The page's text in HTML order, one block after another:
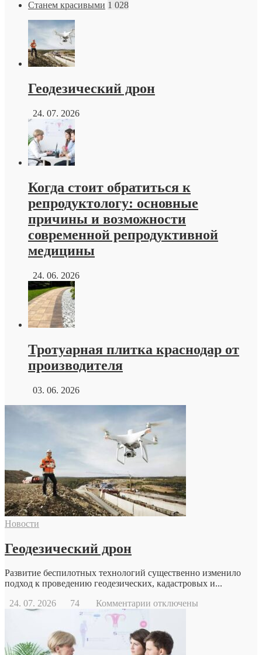
Станем красивыми 1 028
Геодезический дрон
24. 07. 2026
Когда стоит обратиться к
репродуктологу: основные
причины и возможности
современной репродуктивной
медицины
24. 06. 2026
Тротуарная плитка краснодар от
производителя
03. 06. 2026
Новости
Геодезический дрон
Развитие беспилотных технологий существенно изменило
подход к проведению геодезических, кадастровых и...
24. 07. 2026
74 Комментарии к
дрон
отключены